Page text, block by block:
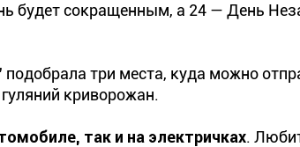
будет сокращенным, а 24 — День
подобрала три места, куда можно
криворожан.
так и на электричках.